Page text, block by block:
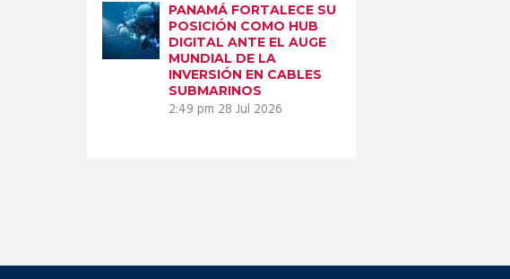
PANAMÁ FORTALECE SU
POSICIÓN COMO HUB
DIGITAL ANTE EL AUGE
MUNDIAL DE LA
INVERSIÓN EN CABLES
SUBMARINOS
2:49 pm 28 Jul 2026